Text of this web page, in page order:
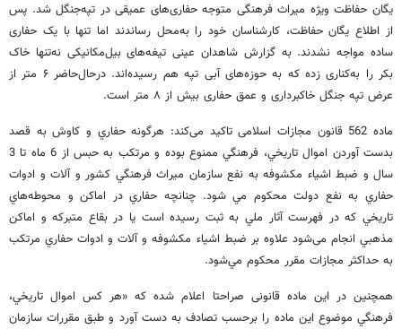
یگان حفاظت ویژه میراث فرهنگی متوجه حفاری‌‌‌های عمیقی در تپه‌جنگل شد. پس
از اطلاع یگان حفاظت، کارشناسان خود را به‌محل رساندند اما تنها با یک حفاری
ساده مواجه نشدند. به گزارش شاهدان عینی تیغه‌های بیل‌مکانیکی نه‌تنها خاک
بکر را به‌کناری زده که به حوزه‌های آبی تپه هم رسیده‌اند. درحال‌حاضر ۶ متر از
عرض تپه جنگل خاکبرداری و عمق حفاری بیش از ۸ متر است.
ماده 562 قانون مجازات اسلامی تاکید می‌کند: هرگونه حفاري و كاوش به قصد
بدست آوردن اموال تاريخي، فرهنگي ممنوع بوده و مرتكب به حبس از 6 ماه تا 3
سال و ضبط اشياء مكشوفه به نفع سازمان ميراث فرهنگي كشور و آلات و ادوات
حفاري به نفع دولت محكوم مي شود. چنانچه حفاري در اماكن و محوطه‌هاي
تاريخي كه در فهرست آثار ملي به ثبت رسيده است يا در بقاع متبركه و اماكن
مذهبي انجام می‌شود علاوه بر ضبط اشياء مكشوفه و آلات و ادوات حفاري مرتكب
به حداكثر مجازات مقرر محكوم مي‌شود.
همچنین در این ماده قانونی صراحتا اعلام شده که «هر كس اموال تاريخي،
فرهنگي موضوع اين ماده را برحسب تصادف به دست آورد و طبق مقررات سازمان